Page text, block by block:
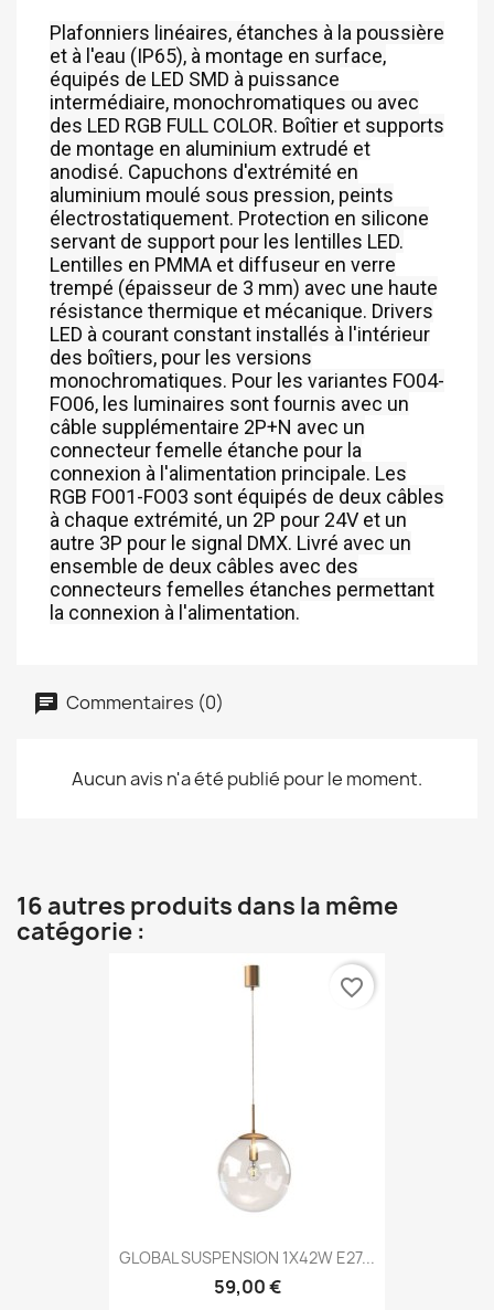
Plafonniers linéaires, étanches à la poussière
et à l'eau (IP65), à montage en surface,
équipés de LED SMD à puissance
intermédiaire, monochromatiques ou avec
des LED RGB FULL COLOR. Boîtier et supports
de montage en aluminium extrudé et
anodisé. Capuchons d'extrémité en
aluminium moulé sous pression, peints
électrostatiquement. Protection en silicone
servant de support pour les lentilles LED.
Lentilles en PMMA et diffuseur en verre
trempé (épaisseur de 3 mm) avec une haute
résistance thermique et mécanique. Drivers
LED à courant constant installés à l'intérieur
des boîtiers, pour les versions
monochromatiques. Pour les variantes FO04-
FO06, les luminaires sont fournis avec un
câble supplémentaire 2P+N avec un
connecteur femelle étanche pour la
connexion à l'alimentation principale. Les
RGB FO01-FO03 sont équipés de deux câbles
à chaque extrémité, un 2P pour 24V et un
autre 3P pour le signal DMX. Livré avec un
ensemble de deux câbles avec des
connecteurs femelles étanches permettant
la connexion à l'alimentation.
Commentaires (0)
Aucun avis n'a été publié pour le moment.
16 autres produits dans la même
catégorie :
GLOBAL SUSPENSION 1X42W E27...
59,00 €
favorite_border